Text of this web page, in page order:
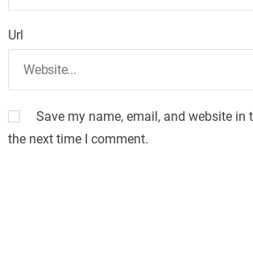
Url
Save my name, email, and website in
the next time I comment.